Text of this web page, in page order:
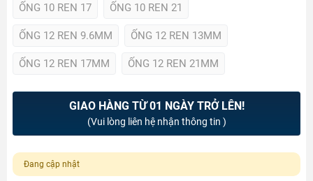
ỐNG 10 REN 17 ỐNG 10 REN 21
ỐNG 12 REN 9.6MM ỐNG 12 REN 13MM
ỐNG 12 REN 17MM ỐNG 12 REN 21MM
GIAO HÀNG TỪ 01 NGÀY TRỞ LÊN!
(Vui lòng liên hệ nhận thông tin )
Đang cập nhật